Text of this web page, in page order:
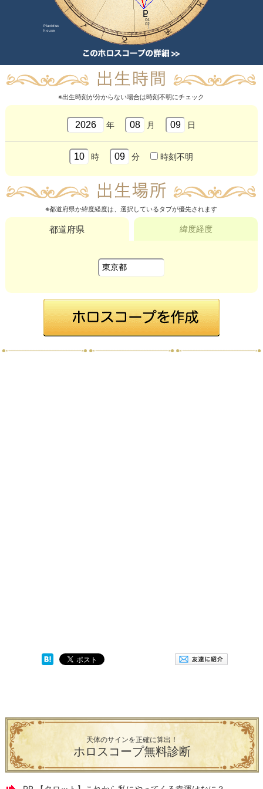
Placidus
house
04
02
※出生時刻が分からない場合は時刻不明にチェック
年 月 日
時 分 時刻不明
※都道府県か緯度経度は、選択しているタブが優先されます
都道府県 緯度経度
天体のサインを正確に算出！
ホロスコープ無料診断